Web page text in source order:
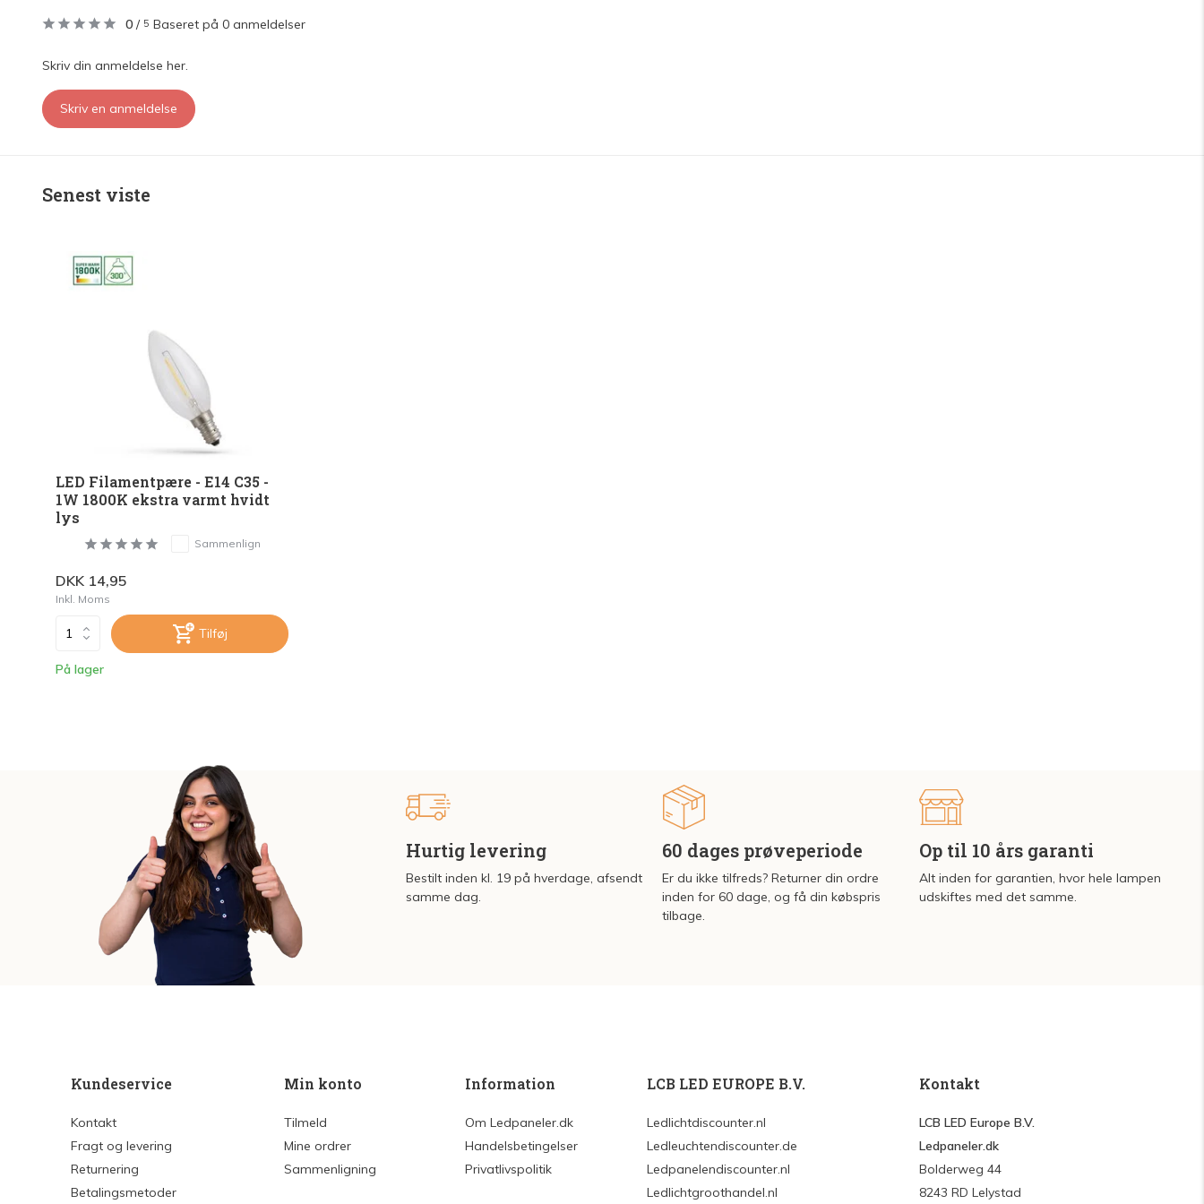
0 / 5 Baseret på 0 anmeldelser
Skriv din anmeldelse her.
Skriv en anmeldelse
Senest viste
LED Filamentpære - E14 C35 -
1W 1800K ekstra varmt hvidt
lys
Sammenlign
DKK 14,95
Inkl. Moms
Tilføj
På lager
Hurtig levering
Bestilt inden kl. 19 på hverdage, afsendt
samme dag.
60 dages prøveperiode
Er du ikke tilfreds? Returner din ordre
inden for 60 dage, og få din købspris
tilbage.
Op til 10 års garanti
Alt inden for garantien, hvor hele lampen
udskiftes med det samme.
Kundeservice
Kontakt
Fragt og levering
Returnering
Betalingsmetoder
Min konto
Tilmeld
Mine ordrer
Sammenligning
Information
Om Ledpaneler.dk
Handelsbetingelser
Privatlivspolitik
LCB LED EUROPE B.V.
Ledlichtdiscounter.nl
Ledleuchtendiscounter.de
Ledpanelendiscounter.nl
Ledlichtgroothandel.nl
Kontakt
LCB LED Europe B.V.
Ledpaneler.dk
Bolderweg 44
8243 RD Lelystad